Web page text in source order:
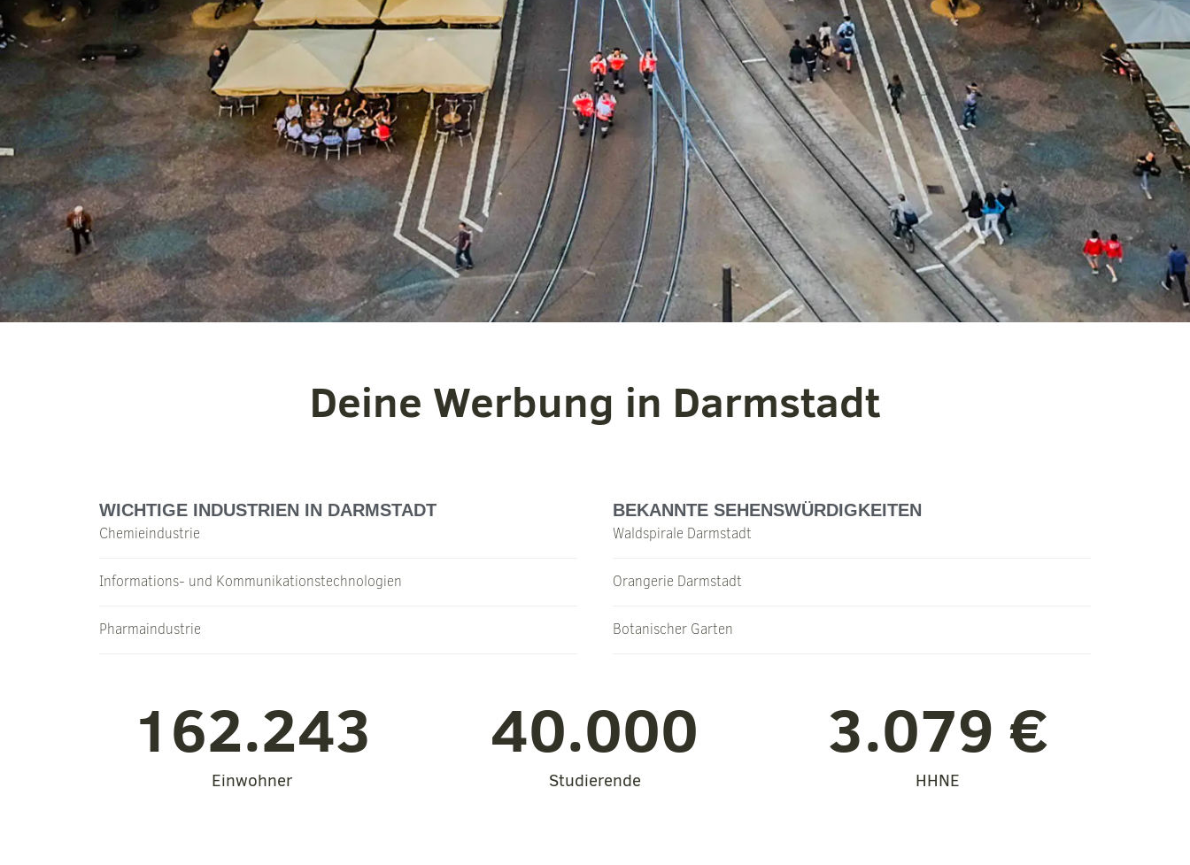
Deine Werbung in Darmstadt
WICHTIGE INDUSTRIEN IN DARMSTADT
Chemieindustrie
Informations- und Kommunikationstechnologien
Pharmaindustrie
BEKANNTE SEHENSWÜRDIGKEITEN
Waldspirale Darmstadt
Orangerie Darmstadt
Botanischer Garten
Einwohner
162.243
Studierende
40.000
HHNE
3.079 €